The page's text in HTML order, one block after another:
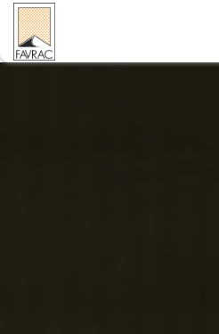
Panneau de gestion des cookies